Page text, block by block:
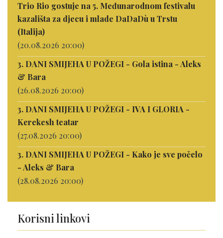
Trio Rio gostuje na 5. Međunarodnom festivalu
kazališta za djecu i mlade DaDaDù u Trstu
(Italija)
(20.08.2026 20:00)
3. DANI SMIJEHA U POŽEGI - Gola istina - Aleks
& Bara
(26.08.2026 20:00)
3. DANI SMIJEHA U POŽEGI - IVA I GLORIA -
Kerekesh teatar
(27.08.2026 20:00)
3. DANI SMIJEHA U POŽEGI - Kako je sve počelo
- Aleks & Bara
(28.08.2026 20:00)
Korisni linkovi